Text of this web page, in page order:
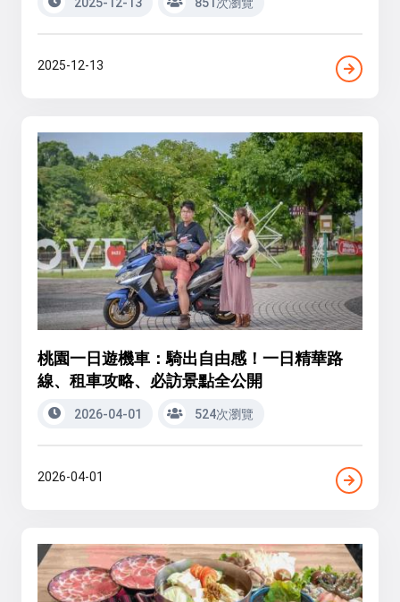
2025-12-13
桃園一日遊機車：騎出自由感！一日精華路
線、租車攻略、必訪景點全公開
2026-04-01 524次瀏覽
2026-04-01